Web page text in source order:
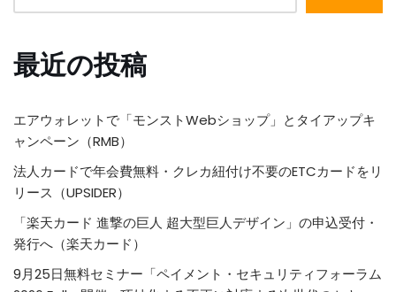
最近の投稿
エアウォレットで「モンストWebショップ」とタイアップキ
ャンペーン（RMB）
法人カードで年会費無料・クレカ紐付け不要のETCカードをリ
リース（UPSIDER）
「楽天カード 進撃の巨人 超大型巨人デザイン」の申込受付・
発行へ（楽天カード）
9月25日無料セミナー「ペイメント・セキュリティフォーラム